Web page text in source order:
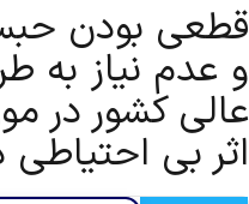
قطعی بودن
و عدم نیاز به
عالی کشور در
اثر بی احتیاطی